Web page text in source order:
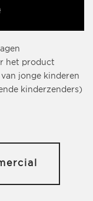
het product
jonge kinderen
kinderzenders)